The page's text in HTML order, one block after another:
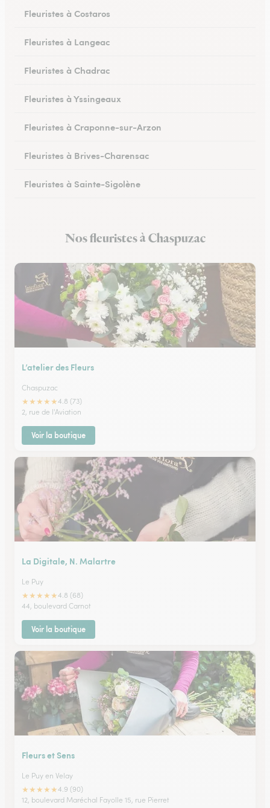
Fleuristes à Costaros
Fleuristes à Langeac
Fleuristes à Chadrac
Fleuristes à Yssingeaux
Fleuristes à Craponne-sur-Arzon
Fleuristes à Brives-Charensac
Fleuristes à Sainte-Sigolène
Fleuristes à Dunières
Nos fleuristes à Chaspuzac
L’atelier des Fleurs
Chaspuzac
★★★★★4.8 (73)
2, rue de l'Aviation
Voir la boutique
La Digitale, N. Malartre
Le Puy
★★★★★4.8 (68)
44, boulevard Carnot
Voir la boutique
Fleurs et Sens
Le Puy en Velay
★★★★★4.9 (90)
12, boulevard Maréchal Fayolle 15, rue Pierret